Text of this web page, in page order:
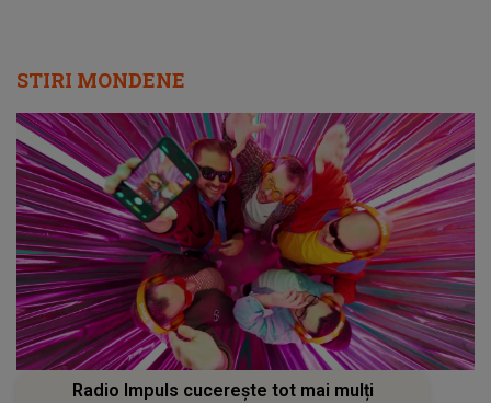
STIRI MONDENE
Radio Impuls cucerește tot mai mulți